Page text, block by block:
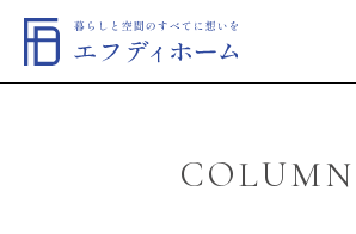
COLUMN